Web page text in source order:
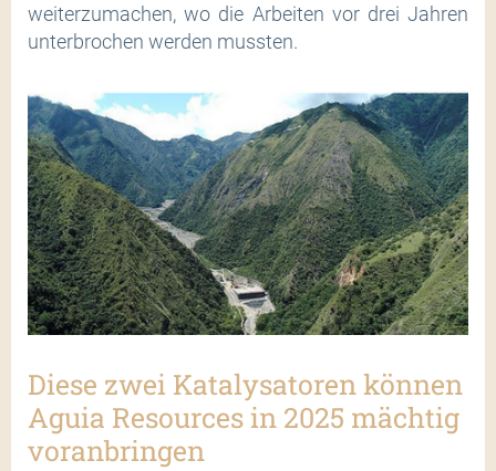
weiterzumachen, wo die Arbeiten vor drei Jahren
unterbrochen werden mussten.
Diese zwei Katalysatoren können
Aguia Resources in 2025 mächtig
voranbringen